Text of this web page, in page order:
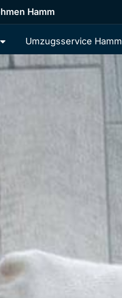
Hamm
Umzugsservice Hamm